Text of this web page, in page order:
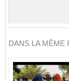
DANS LA MÊME